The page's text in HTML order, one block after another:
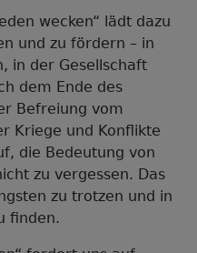
wecken“ lädt dazu
und zu fördern – in
in der Gesellschaft
dem Ende des
Befreiung vom
Kriege und Konflikte
die Bedeutung von
zu vergessen. Das
zu trotzen und in
finden.